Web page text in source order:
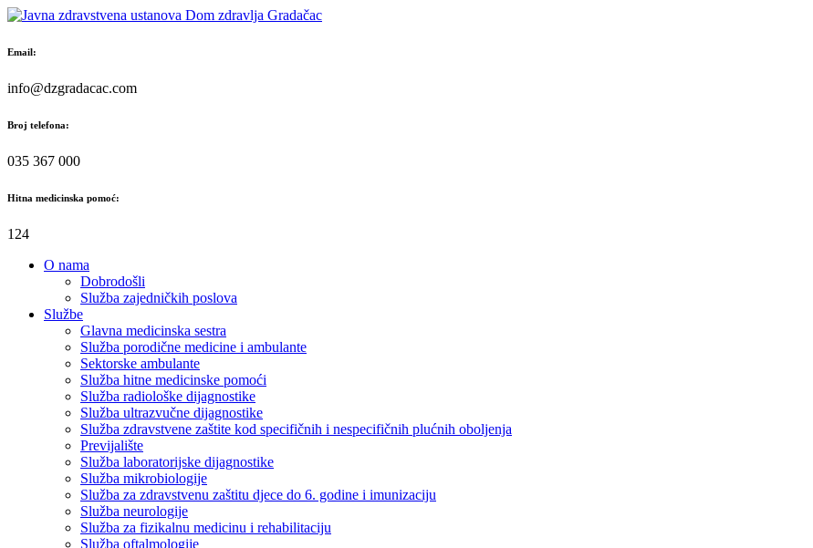
Skip
content
Email:
info@dzgradacac.com
Broj telefona:
035 367 000
Hitna medicinska pomoć:
124
O nama
Dobrodošli
Služba zajedničkih poslova
Službe
Glavna medicinska sestra
Služba porodične medicine i ambulante
Sektorske ambulante
Služba hitne medicinske pomoći
Služba radiološke dijagnostike
Služba ultrazvučne dijagnostike
Služba zdravstvene zaštite kod specifičnih i nespecifičnih plućnih oboljenja
Previjalište
Služba laboratorijske dijagnostike
Služba mikrobiologije
Služba za zdravstvenu zaštitu djece do 6. godine i imunizaciju
Služba neurologije
Služba za fizikalnu medicinu i rehabilitaciju
Služba oftalmologije